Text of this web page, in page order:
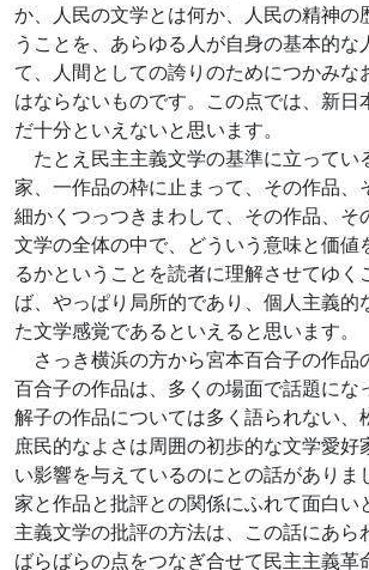
か、人民の文学とは何か、人民の精神の
うことを、あらゆる人が自身の基本的な
て、人間としての誇りのためにつかみな
はならないものです。この点では、新日
だ十分といえないと思います。
たとえ民主主義文学の基準に立ってい
家、一作品の枠に止まって、その作品、
細かくつっつきまわして、その作品、そ
文学の全体の中で、どういう意味と価値
るかということを読者に理解させてゆく
ば、やっぱり局所的であり、個人主義的
た文学感覚であるといえると思います。
さっき横浜の方から宮本百合子の作品
百合子の作品は、多くの場面で話題にな
解子の作品については多く語られない、
庶民的なよさは周囲の初歩的な文学愛好
い影響を与えているのにとの話がありま
家と作品と批評との関係にふれて面白い
主義文学の批評の方法は、この話にあら
ばらばらの点をつなぎ合せて民主主義革